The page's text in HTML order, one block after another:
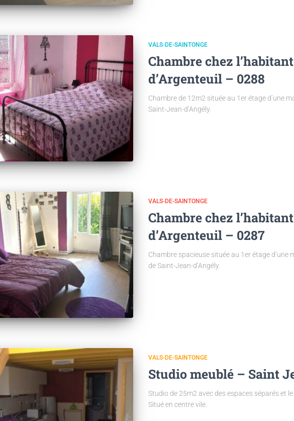
VALS-DE-SAINTONGE
Chambre chez
d’Argenteuil – 0288
Chambre de 12m2 située au 1er étage d’une
Saint-Jean-d’Angély.
VALS-DE-SAINTONGE
Chambre chez
d’Argenteuil – 0287
Chambre spacieuse située au 1er étage
de Saint-Jean-d’Angély.
VALS-DE-SAINTONGE
Studio meublé – Saint
Studio de 25m2 avec des espaces séparés et
Situé en centre vile.